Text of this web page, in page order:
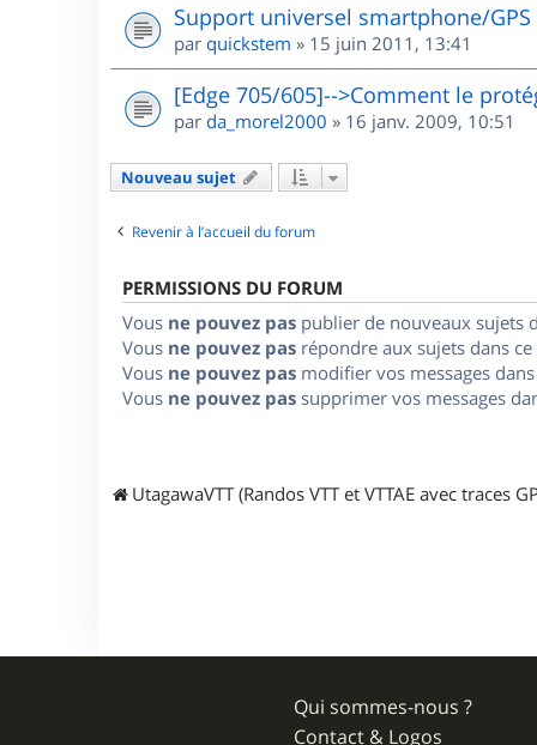
Support universel smartphone/GPS
par quickstem » 15 juin 2011, 13:41
[Edge 705/605]-->Comment le
par da_morel2000 » 16 janv. 2009, 10:51
Nouveau sujet
Revenir à l’accueil du forum
PERMISSIONS DU FORUM
Vous ne pouvez pas publier de nouveaux sujets
Vous ne pouvez pas répondre aux sujets dans
Vous ne pouvez pas modifier vos messages
Vous ne pouvez pas supprimer vos messages
UtagawaVTT (Randos VTT et VTTAE avec traces
Qui sommes-nous ?
Contact & Logos